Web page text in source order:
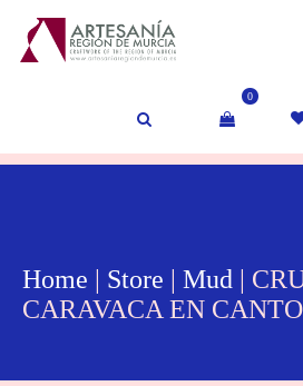
0
Home Store Mud
|
CARAVACA EN